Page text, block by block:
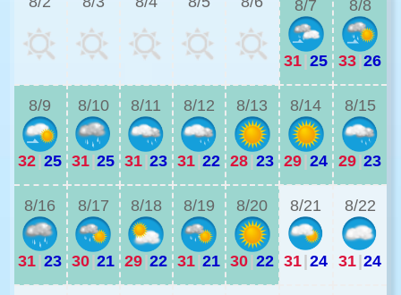
8/7
31 25
8/8
33 26
8/9
32 25
8/10
31 25
8/11
31 23
8/12
31 22
8/13
28 23
8/14
29 24
8/15
29 23
8/16
31 23
8/17
30 21
8/18
29 22
8/19
31 21
8/20
30 22
8/21
31 24
8/22
31 24